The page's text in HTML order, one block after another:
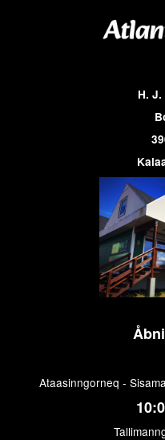
H.
Ataasinngorneq -